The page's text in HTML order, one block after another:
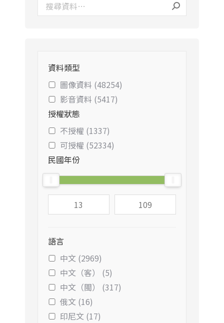
資料類型
圖像資料 (48254)
影音資料 (5417)
授權狀態
不授權 (1337)
可授權 (52334)
民國年份
語言
中文 (2969)
中文（客） (5)
中文（閩） (317)
俄文 (16)
印尼文 (17)